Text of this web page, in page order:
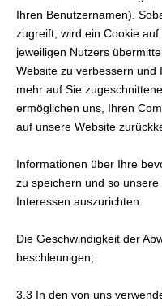
Ihren Benutzernamen).
zugreift, wird ein Cookie
jeweiligen Nutzers
Website zu verbessern und
mehr auf Sie
ermöglichen uns, Ihren
auf unsere Website
Informationen über Ihre
zu speichern und so
Interessen auszurichten.
Die Geschwindigkeit der
beschleunigen;
3.3 In den von uns